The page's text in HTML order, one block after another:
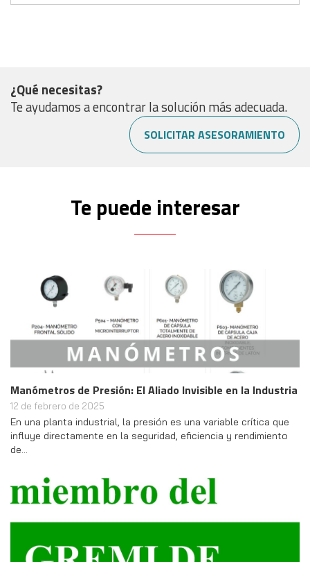
¿Qué necesitas?
Te ayudamos a encontrar la solución más adecuada.
SOLICITAR ASESORAMIENTO
Te puede interesar
Manómetros de Presión: El Aliado Invisible en la Industria
12 de febrero de 2025
En una planta industrial, la presión es una variable crítica que
influye directamente en la seguridad, eficiencia y rendimiento
de…